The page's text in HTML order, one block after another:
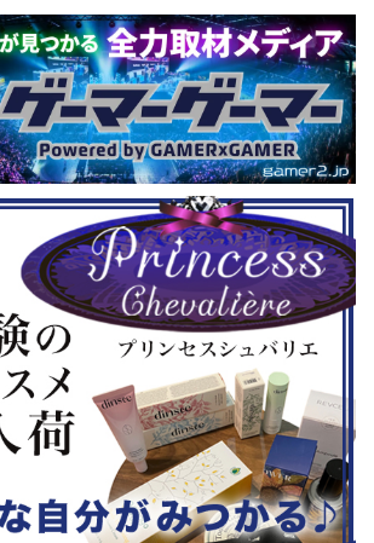
ご当地キャラクターによる対戦
れるとのことなので、家族で楽
イベントになっているようで
ちなみに、ゲストのプロレスラ
る蝶野正洋さんは今年60歳に
うです。トークセッションに登
すよ。 この記事のポイント ・
加者は60歳以上 ・3地区で予
。予選は8月24日、25日と9月
。本戦は9月22日（事前エ ...
ファンから
や編成や育
クなどが話
売されたば
要チェック
ル」に『ユ
登場！『龍
リロード』
は、
ンドーeショ
...